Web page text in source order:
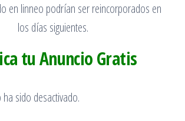
en linneo podrían ser reincorporados en
los días siguientes.
tu Anuncio Gratis
ha sido desactivado.